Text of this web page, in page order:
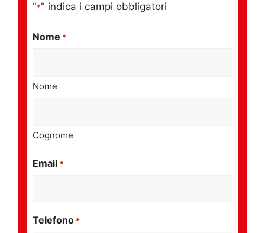
"*" indica i campi obbligatori
Nome *
Nome
Cognome
Email *
Telefono *